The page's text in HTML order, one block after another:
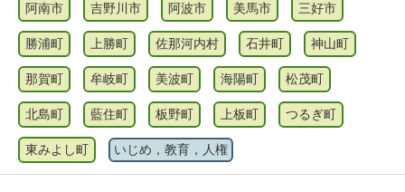
阿南市 吉野川市 阿波市 美馬市 三好市
勝浦町 上勝町 佐那河内村 石井町 神山町
那賀町 牟岐町 美波町 海陽町 松茂町
北島町 藍住町 板野町 上板町 つるぎ町
東みよし町 いじめ，教育，人権